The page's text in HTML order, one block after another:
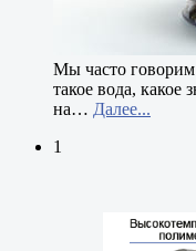
Мы часто
такое вода, какое
на… Далее...
1